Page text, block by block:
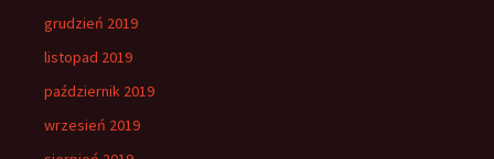
grudzień 2019
listopad 2019
październik 2019
wrzesień 2019